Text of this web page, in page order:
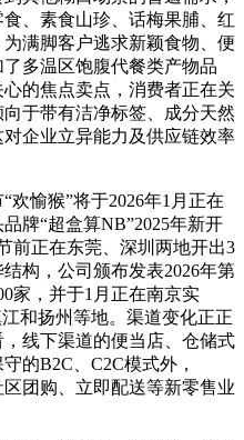
、素食山珍、话梅果脯、红
满脚客户逃求新颖食物、便
多温区饱腹代餐类产物品
的焦点卖点，消费者正在关
于带有洁净标签、成分天然
企业立异能力及供应链效率
愉猴”将于2026年1月正在
牌“超盒算NB”2025年新开
前正在东莞、深圳两地开出3
构，公司颁布发表2026年第
家，并于1月正在南京实
和扬州等地。渠道变化正正
线下渠道的便当店、仓储式
的B2C、C2C模式外，
团购、立即配送等新零售业